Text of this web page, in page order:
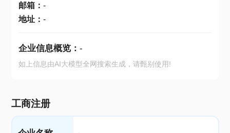
邮箱： -
地址： -
企业信息概览： -
如上信息由AI大模型全网搜索生成，请甄别使用!
工商注册